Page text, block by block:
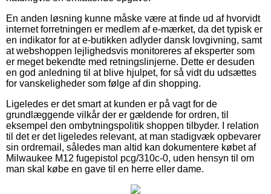
En anden løsning kunne måske være at finde ud af hvorvidt
internet forretningen er medlem af e-mærket, da det typisk er
en indikator for at e-butikken adlyder dansk lovgivning, samt
at webshoppen lejlighedsvis monitoreres af eksperter som
er meget bekendte med retningslinjerne. Dette er desuden
en god anledning til at blive hjulpet, for så vidt du udsættes
for vanskeligheder som følge af din shopping.
Ligeledes er det smart at kunden er på vagt for de
grundlæggende vilkår der er gældende for ordren, til
eksempel den ombytningspolitik shoppen tilbyder. I relation
til det er det ligeledes relevant, at man stadigvæk opbevarer
sin ordremail, således man altid kan dokumentere købet af
Milwaukee M12 fugepistol pcg/310c-0, uden hensyn til om
man skal købe en gave til en herre eller dame.